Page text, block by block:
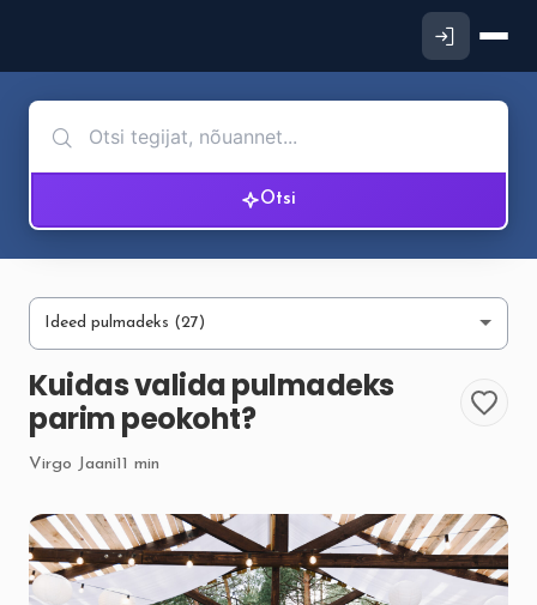
Otsi
Kuidas valida pulmadeks
parim peokoht?
Virgo Jaani11 min